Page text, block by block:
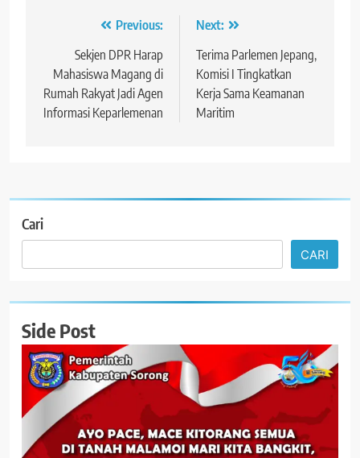
Navigasi Previous:
Sekjen DPR Harap
Mahasiswa Magang di
Rumah Rakyat Jadi Agen
Informasi Keparlemenan
Next:
Terima Parlemen Jepang,
Komisi I Tingkatkan
Kerja Sama Keamanan
Maritim
Cari
CARI
Side Post